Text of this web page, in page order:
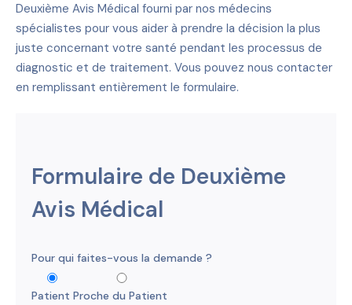
Deuxième Avis Médical fourni par nos médecins
spécialistes pour vous aider à prendre la décision la plus
juste concernant votre santé pendant les processus de
diagnostic et de traitement. Vous pouvez nous contacter
en remplissant entièrement le formulaire.
Formulaire de Deuxième
Avis Médical
Pour qui faites-vous la demande ?
Patient Proche du Patient